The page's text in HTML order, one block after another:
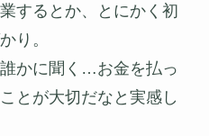
するとか、とにかく初
り。
かに聞く…お金を払っ
とが大切だなと実感し